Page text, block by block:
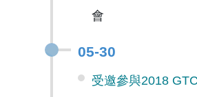
會
05-30
受邀參與2018